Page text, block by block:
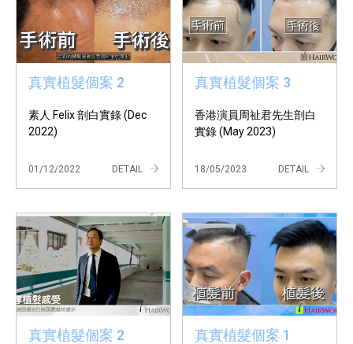
真實植髮個案 2
素人 Felix 剖白實錄 (Dec
2022)
01/12/2022 DETAIL
真實植髮個案 3
香港演員周祉君先生剖白
實錄 (May 2023)
18/05/2023 DETAIL
真實植髮個案 2 真實植髮個案 1